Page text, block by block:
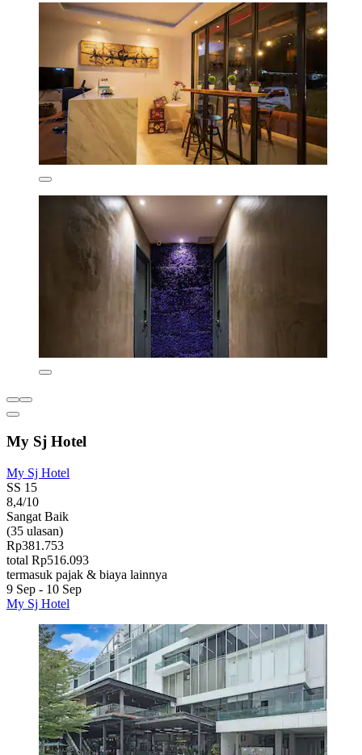
My Sj Hotel
My Sj Hotel
SS 15
8,4/10
Sangat Baik
(35 ulasan)
Rp381.753
total Rp516.093
termasuk pajak & biaya lainnya
9 Sep - 10 Sep
My Sj Hotel